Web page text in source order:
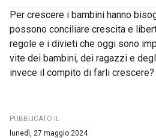
Per crescere i bambini hanno
possono conciliare crescita e
regole e i divieti che oggi sono
vite dei bambini, dei ragazzi e
invece il compito di farli crescere?
PUBBLICATO IL
lunedì, 27 maggio 2024